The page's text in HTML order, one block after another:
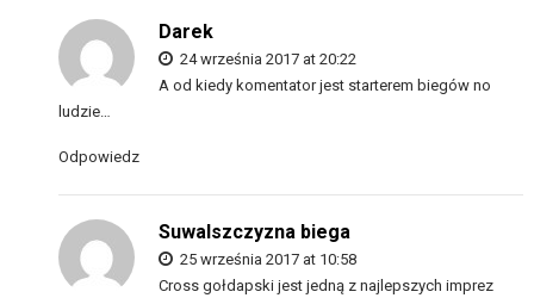
Darek
24 września 2017 at 20:22
A od kiedy komentator jest starterem biegów no
ludzie…
Odpowiedz
Suwalszczyzna biega
25 września 2017 at 10:58
Cross gołdapski jest jedną z najlepszych imprez